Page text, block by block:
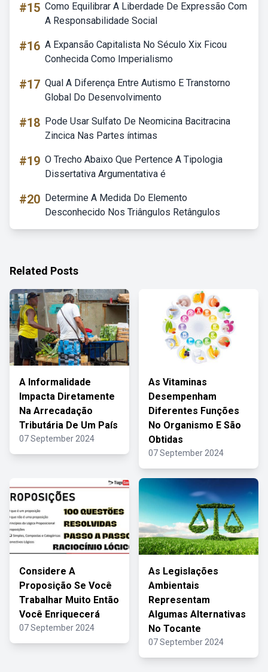
#15 Como Equilibrar A Liberdade De Expressão Com
A Responsabilidade Social
#16 A Expansão Capitalista No Século Xix Ficou
Conhecida Como Imperialismo
#17 Qual A Diferença Entre Autismo E Transtorno
Global Do Desenvolvimento
#18 Pode Usar Sulfato De Neomicina Bacitracina
Zincica Nas Partes íntimas
#19 O Trecho Abaixo Que Pertence A Tipologia
Dissertativa Argumentativa é
#20 Determine A Medida Do Elemento
Desconhecido Nos Triângulos Retângulos
Related Posts
A Informalidade
Impacta Diretamente
Na Arrecadação
Tributária De Um País
07 September 2024
As Vitaminas
Desempenham
Diferentes Funções
No Organismo E São
Obtidas
07 September 2024
Considere A
Proposição Se Você
Trabalhar Muito Então
Você Enriquecerá
07 September 2024
As Legislações
Ambientais
Representam
Algumas Alternativas
No Tocante
07 September 2024